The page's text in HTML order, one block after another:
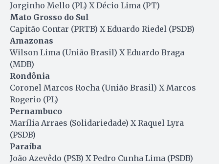
Jorginho Mello (PL) X Décio Lima (PT)
Mato Grosso do Sul
Capitão Contar (PRTB) X Eduardo Riedel (PSDB)
Amazonas
Wilson Lima (União Brasil) X Eduardo Braga
(MDB)
Rondônia
Coronel Marcos Rocha (União Brasil) X Marcos
Rogerio (PL)
Pernambuco
Marília Arraes (Solidariedade) X Raquel Lyra
(PSDB)
Paraíba
João Azevêdo (PSB) X Pedro Cunha Lima (PSDB)